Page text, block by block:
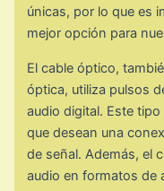
únicas, por lo que es
mejor opción para
El cable óptico,
óptica, utiliza pulsos
audio digital. Este
que desean una
de señal. Además, el
audio en formatos de